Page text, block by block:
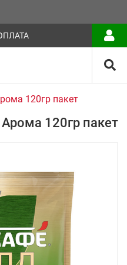
120гр пакет
Арома 120гр пакет